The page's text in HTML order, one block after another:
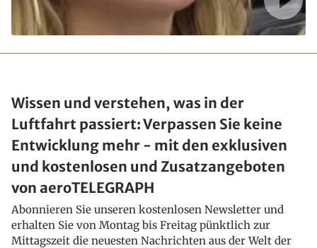
Wissen und verstehen, was in der
Luftfahrt passiert: Verpassen Sie keine
Entwicklung mehr - mit den exklusiven
und kostenlosen und Zusatzangeboten
von aeroTELEGRAPH
Abonnieren Sie unseren kostenlosen Newsletter und
erhalten Sie von Montag bis Freitag pünktlich zur
Mittagszeit die neuesten Nachrichten aus der Welt der